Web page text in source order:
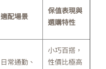
適配場景
保值表現與
選購特性
日常通勤、
小巧百搭，
性價比極高